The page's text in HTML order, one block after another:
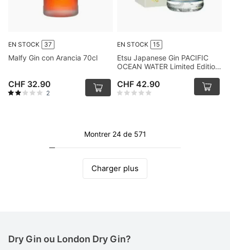
EN STOCK 37
Malfy Gin con Arancia 70cl
CHF 32.90
2
EN STOCK 15
Etsu Japanese Gin PACIFIC
OCEAN WATER Limited Edition
CHF 42.90
Montrer 24 de 571
Charger plus
Dry Gin ou London Dry Gin?